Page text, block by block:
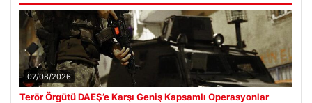
07/08/2026
Terör Örgütü DAEŞ’e Karşı Geniş Kapsamlı Operasyonlar